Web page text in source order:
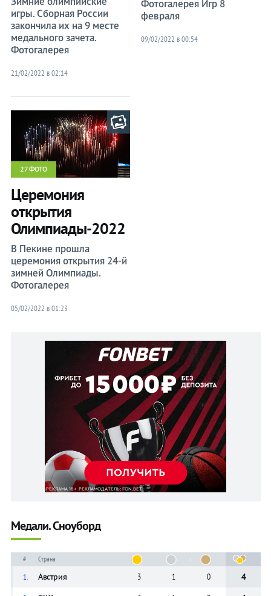
игры. Сборная России
закончила их на 9 месте
медального зачета.
Фотогалерея
21/02/2022 в 02:14
Фотогалерея Игр 8
февраля
09/02/2022 в 00:54
27 ФОТО
Церемония
открытия
Олимпиады-2022
В Пекине прошла
церемония открытия 24-й
зимней Олимпиады.
Фотогалерея
05/02/2022 в 01:23
Медали. Сноуборд
# Страна
1. Австрия 3 1 0 4